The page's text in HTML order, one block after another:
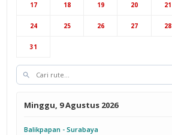
17 18 19 20 21
24 25 26 27 28
31
Minggu, 9 Agustus 2026
Balikpapan - Surabaya